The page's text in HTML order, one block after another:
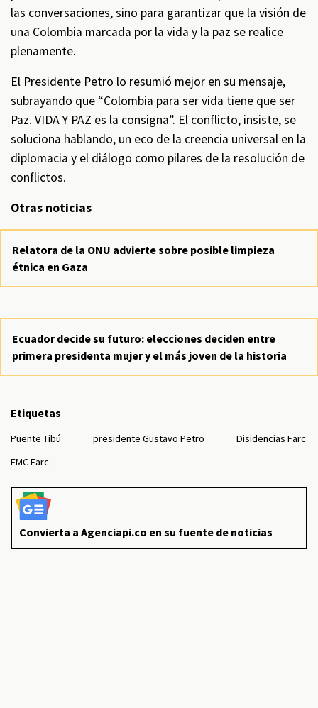
las conversaciones, sino para garantizar que la visión de
una Colombia marcada por la vida y la paz se realice
plenamente.
El Presidente Petro lo resumió mejor en su mensaje,
subrayando que “Colombia para ser vida tiene que ser
Paz. VIDA Y PAZ es la consigna”. El conflicto, insiste, se
soluciona hablando, un eco de la creencia universal en la
diplomacia y el diálogo como pilares de la resolución de
conflictos.
Otras noticias
Relatora de la ONU advierte sobre posible limpieza
étnica en Gaza
Ecuador decide su futuro: elecciones deciden entre
primera presidenta mujer y el más joven de la historia
Etiquetas
Puente Tibú presidente Gustavo Petro
Disidencias Farc
EMC Farc
Convierta a Agenciapi.co en su fuente de noticias